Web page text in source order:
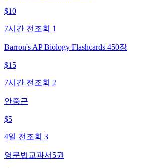
$10
7시간 전 조회 1
Barron's AP Biology Flashcards 450장
$15
7시간 전 조회 2
안중근
$5
4일 전 조회 3
영문법교과서5권